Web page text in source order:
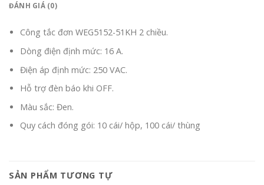
ĐÁNH GIÁ (0)
Công tắc đơn WEG5152-51KH 2 chiều.
Dòng điện định mức: 16 A.
Điện áp định mức: 250 VAC.
Hỗ trợ đèn báo khi OFF.
Màu sắc: Đen.
Quy cách đóng gói: 10 cái/ hộp, 100 cái/ thùng
SẢN PHẨM TƯƠNG TỰ